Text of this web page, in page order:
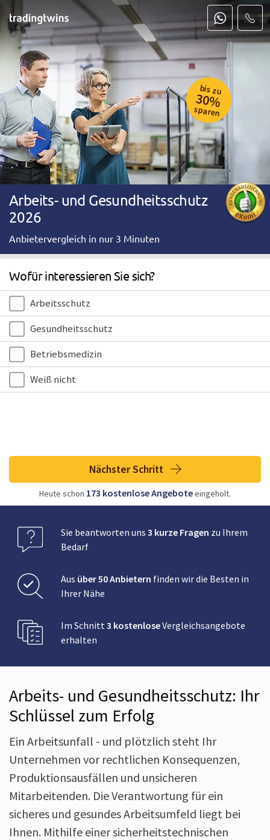
bis zu
30%
sparen
Arbeits- und Gesundheitsschutz
2026
Anbietervergleich in nur 3 Minuten
Wofür interessieren Sie sich?
Arbeitsschutz
Gesundheitsschutz
Betriebsmedizin
Weiß nicht
Nächster Schritt
Heute schon 173 kostenloseAngeboteeingeholt.
Sie beantworten uns 3 kurze Fragen zu Ihrem
Bedarf
Aus über 50 Anbietern finden wir die Besten in
Ihrer Nähe
Im Schnitt 3 kostenloseVergleichsangebote
erhalten
Arbeits- und Gesundheitsschutz: Ihr
Schlüssel zum Erfolg
Ein Arbeitsunfall - und plötzlich steht Ihr
Unternehmen vor rechtlichen Konsequenzen,
Produktionsausfällen und unsicheren
Mitarbeitenden. Die Verantwortung für ein
sicheres und gesundes Arbeitsumfeld liegt bei
Ihnen. Mithilfe einer sicherheits­technischen